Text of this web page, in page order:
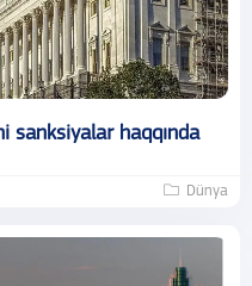
sanksiyalar haqqında
Dünya